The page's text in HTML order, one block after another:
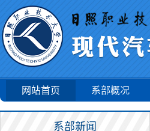
网站首页 系部概况
系部新闻